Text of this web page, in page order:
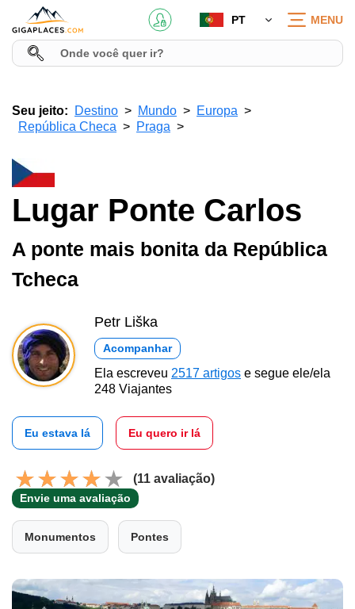
PT MENU
Seu jeito: Destino Mundo
Europa
República Checa
Praga
Lugar Ponte Carlos
A ponte mais bonita da República
Tcheca
Petr Liška
Acompanhar
Ela escreveu 2517 artigos e segue ele/ela
248 Viajantes
Eu estava lá Eu quero ir lá
(11 avaliação)
Envie uma avaliação
Monumentos Pontes